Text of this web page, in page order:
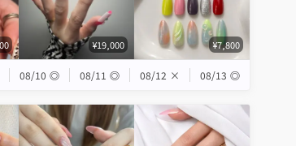
¥19,000 ¥7,800
08/10 ◎ 08/11 ◎ 08/12 × 08/13 ◎